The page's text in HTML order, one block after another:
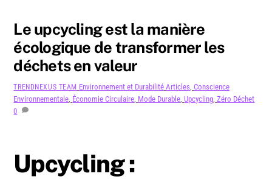
Le upcycling est la manière
écologique de transformer les
déchets en valeur
TRENDNEXUS TEAM Environnement et Durabilité Articles,Conscience
Environnementale, Économie Circulaire, Mode Durable,Upcycling,Zéro Déchet
0
Upcycling :